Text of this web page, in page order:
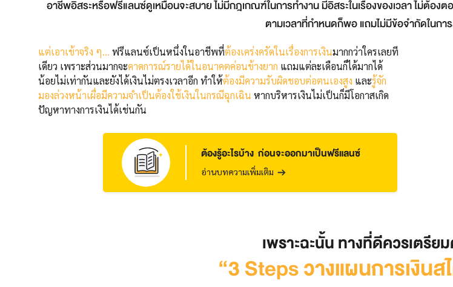
อาชีพอิสระหรือฟรีแลนซ์ดูเหมือนจะสบาย ไม่มีกฎเกณฑ์ในการทำงาน มีอิสระในเรื่องของเวลา ไม่ต้อ
ตามเวลาที่กำหนดก็พอ แถมไม่มีข้อจำกัดในกา
แต่เอาเข้าจริง ๆ... ฟรีแลนซ์เป็นหนึ่งในอาชีพที่ต้องเคร่งครัดในเรื่องการเงินมากกว่าใครเลยที
เดียว เพราะส่วนมากจะคาดการณ์รายได้ในอนาคตค่อนข้างยาก แถมแต่ละเดือนก็ได้มากได้
น้อยไม่เท่ากันและยังได้เงินไม่ตรงเวลาอีก ทำให้ต้องมีความรับผิดชอบต่อตนเองสูง และรู้จัก
มองล่วงหน้าเผื่อมีความจำเป็นต้องใช้เงินในกรณีฉุกเฉิน หากบริหารเงินไม่เป็นก็มีโอกาสเกิด
ปัญหาทางการเงินได้เช่นกัน
ต้องรู้อะไรบ้าง ก่อนจะออกมาเป็นฟรีแลนซ์
อ่านบทความเพิ่มเติม
เพราะฉะนั้น ทางที่ดีควรเตรี
“3 Steps วางแผนการเงิน